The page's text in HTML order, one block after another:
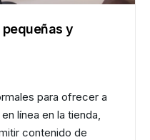
y
para ofrecer a
línea en la tienda,
contenido de